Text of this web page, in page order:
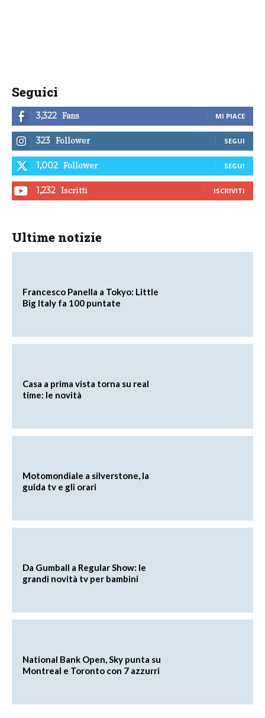
Seguici
3,322 Fans MI PIACE
323 Follower SEGUI
1,002 Follower SEGUI
1,232 Iscritti ISCRIVITI
Ultime notizie
Francesco Panella a Tokyo: Little
Big Italy fa 100 puntate
Casa a prima vista torna su real
time: le novità
Motomondiale a silverstone, la
guida tv e gli orari
Da Gumball a Regular Show: le
grandi novità tv per bambini
National Bank Open, Sky punta su
Montreal e Toronto con 7 azzurri